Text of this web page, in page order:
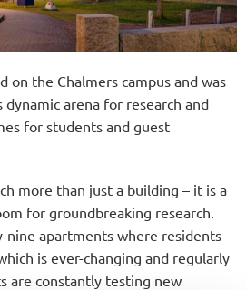
on the Chalmers campus and was
arena for research and
for students and guest
more than just a building – it is a
for groundbreaking research.
nine apartments where residents
is ever-changing and regularly
are constantly testing new